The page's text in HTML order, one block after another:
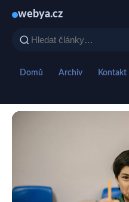
webya.cz
Domů Archiv Kontakt